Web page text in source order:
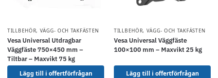
TILLBEHÖR, VÄGG- OCH TAKFÄSTEN
Vesa Universal Utdragbar
Väggfäste 750×450 mm –
Tiltbar – Maxvikt 75 kg
Lägg till i offertförfrågan
TILLBEHÖR, VÄGG- OCH TAKFÄSTEN
Vesa Universal Väggfäste
100×100 mm – Maxvikt 25 kg
Lägg till i offertförfrågan